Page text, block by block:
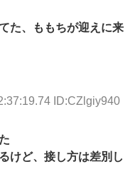
た、ももちが迎えに来
ID:CZlgiy940
けど、接し方は差別し